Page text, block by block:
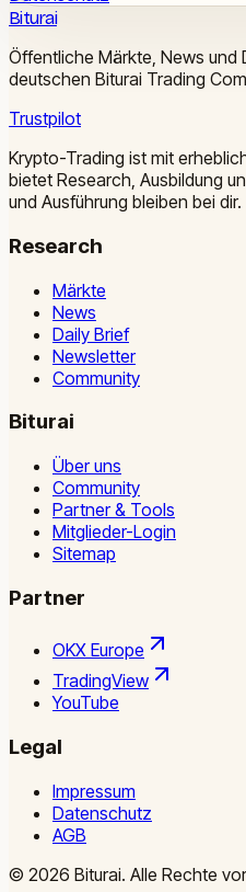
Biturai
Öffentliche Märkte, News und
deutschen Biturai Trading
Trustpilot
Krypto-Trading ist mit
bietet Research, Ausbildung
und Ausführung bleiben bei dir.
Research
Märkte
News
Daily Brief
Newsletter
Community
Biturai
Über uns
Community
Partner & Tools
Mitglieder-Login
Sitemap
Partner
OKX Europe
TradingView
YouTube
Legal
Impressum
Datenschutz
AGB
© 2026 Biturai. Alle Rechte